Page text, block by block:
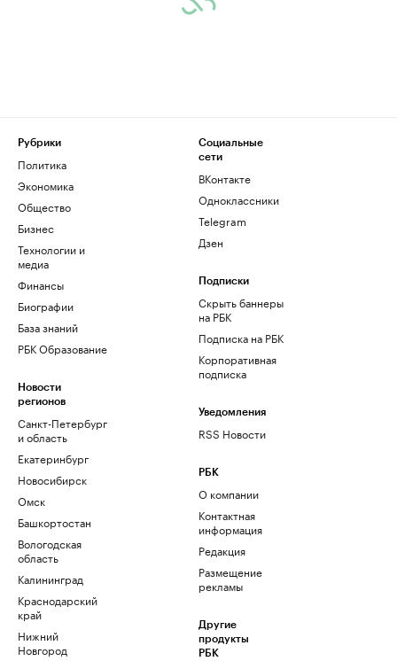
Рубрики
Политика
Экономика
Общество
Бизнес
Технологии и
медиа
Финансы
Биографии
База знаний
РБК Образование
Новости
регионов
Санкт-Петербург
и область
Екатеринбург
Новосибирск
Омск
Башкортостан
Вологодская
область
Калининград
Краснодарский
край
Нижний
Новгород
Социальные
сети
ВКонтакте
Одноклассники
Telegram
Дзен
Подписки
Скрыть баннеры
на РБК
Подписка на РБК
Корпоративная
подписка
Уведомления
RSS Новости
РБК
О компании
Контактная
информация
Редакция
Размещение
рекламы
Другие
продукты
РБК